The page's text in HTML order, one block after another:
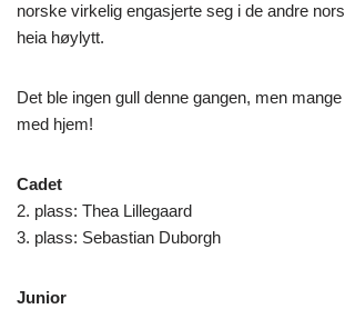
norske virkelig engasjerte seg i de andre
heia høylytt.
Det ble ingen gull denne gangen, men
med hjem!
Cadet
2. plass: Thea Lillegaard
3. plass: Sebastian Duborgh
Junior